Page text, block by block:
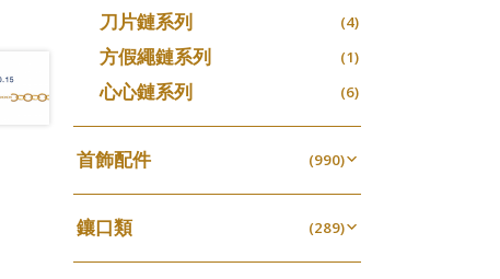
刀片鏈系列 (4)
方假繩鏈系列 (1)
心心鏈系列 (6)
首飾配件 (990)
耳環類配件 (341)
卷迫系列 (13)
螺絲迫系列 (15)
鏈類配件
鑲口類 (289)
四爪頭系列 (20)